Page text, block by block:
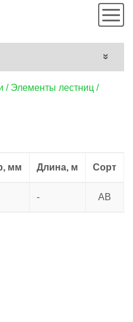
Элементы лестниц
мм Длина, м Сорт
- AB